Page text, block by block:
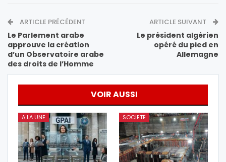
ARTICLE PRÉCÉDENT
Le Parlement arabe
approuve la création
d’un Observatoire arabe
des droits de l’Homme
ARTICLE SUIVANT
Le président algérien
opéré du pied en
Allemagne
VOIR AUSSI
A LA UNE SOCIETE